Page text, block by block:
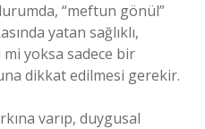
“meftun gönül”
yatan sağlıklı,
yoksa sadece bir
dikkat edilmesi gerekir.
varıp, duygusal